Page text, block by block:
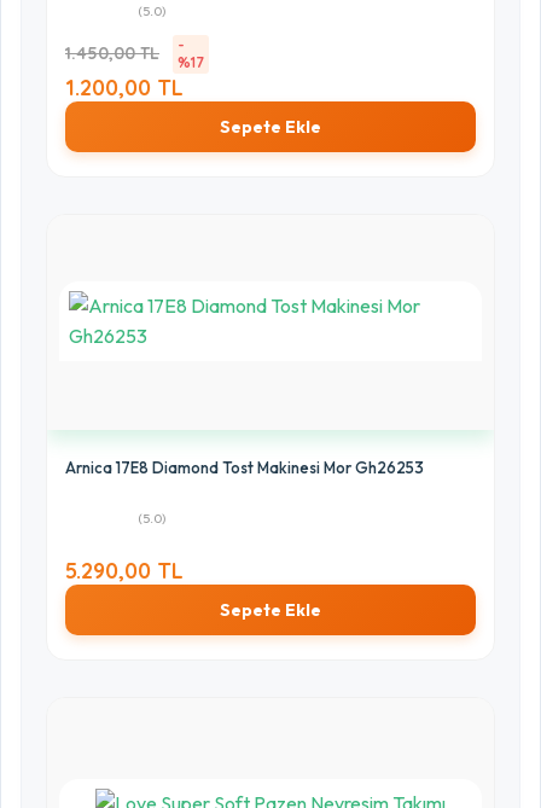
(5.0)
1.450,00 TL
-
%17
1.200,00 TL
Sepete Ekle
Arnica 17E8 Diamond Tost Makinesi Mor Gh26253
(5.0)
5.290,00 TL
Sepete Ekle